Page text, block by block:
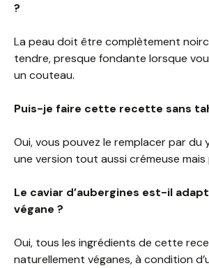
?
La peau doit être complètement
tendre, presque fondante lorsque
un couteau.
Puis-je faire cette recette sans
Oui, vous pouvez le remplacer par
une version tout aussi crémeuse mais
Le caviar d’aubergines est-il
végane ?
Oui, tous les ingrédients de cette
naturellement véganes, à condition